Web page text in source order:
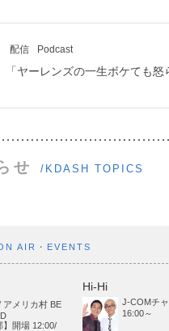
配信 Podcast
「ヤーレンズの一生ボケても
せ /KDASH TOPICS
AIR・EVENTS
アメリカ村 BE
】開場 12:00/
Hi-Hi
J-COMチ
16:00～